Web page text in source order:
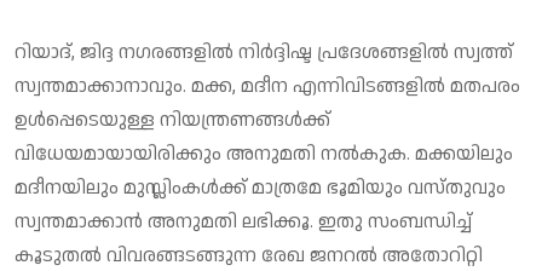
റിയാദ്, ജിദ്ദ നഗരങ്ങളില്‍ നിര്‍ദ്ദിഷ്ട പ്രദേശങ്ങളില്‍ സ്വത്ത്
സ്വന്തമാക്കാനാവും. മക്ക, മദീന എന്നിവിടങ്ങളില്‍ മതപരം
ഉള്‍പ്പെടെയുള്ള നിയന്ത്രണങ്ങള്‍ക്ക്
വിധേയമായായിരിക്കും അനുമതി നല്‍കുക. മക്കയിലും
മദീനയിലും മുസ്ലിംകള്‍ക്ക് മാത്രമേ ഭൂമിയും വസ്തുവും
സ്വന്തമാക്കാന്‍ അനുമതി ലഭിക്കൂ. ഇതു സംബന്ധിച്ച്
കൂടുതല്‍ വിവരങ്ങടങ്ങുന്ന രേഖ ജനറല്‍ അതോറിറ്റി